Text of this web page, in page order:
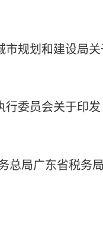
市规划和建设局
行委员会关于印
总局广东省税务